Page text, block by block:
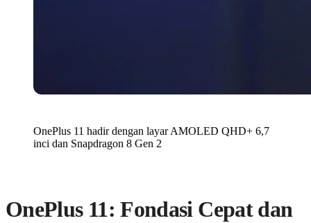
OnePlus 11 hadir dengan layar AMOLED QHD+ 6,7
inci dan Snapdragon 8 Gen 2
OnePlus 11: Fondasi Cepat dan